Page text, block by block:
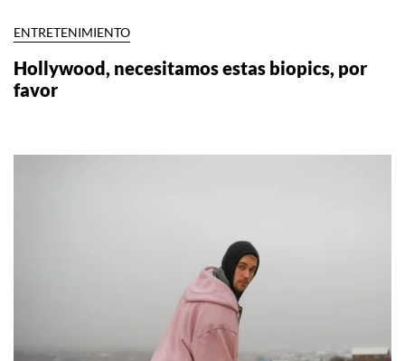
ENTRETENIMIENTO
Hollywood, necesitamos estas biopics, por
favor